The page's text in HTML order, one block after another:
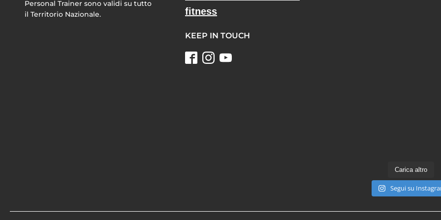
Personal Trainer sono validi su tutto
il Territorio Nazionale.
fitness
KEEP IN TOUCH
Carica altro
Segui su